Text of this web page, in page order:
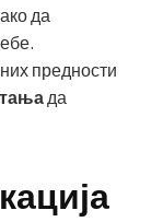
да
предности
да